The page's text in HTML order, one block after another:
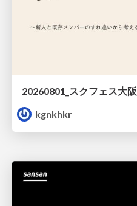
20260801_スクフェス大阪
kgnkhkr